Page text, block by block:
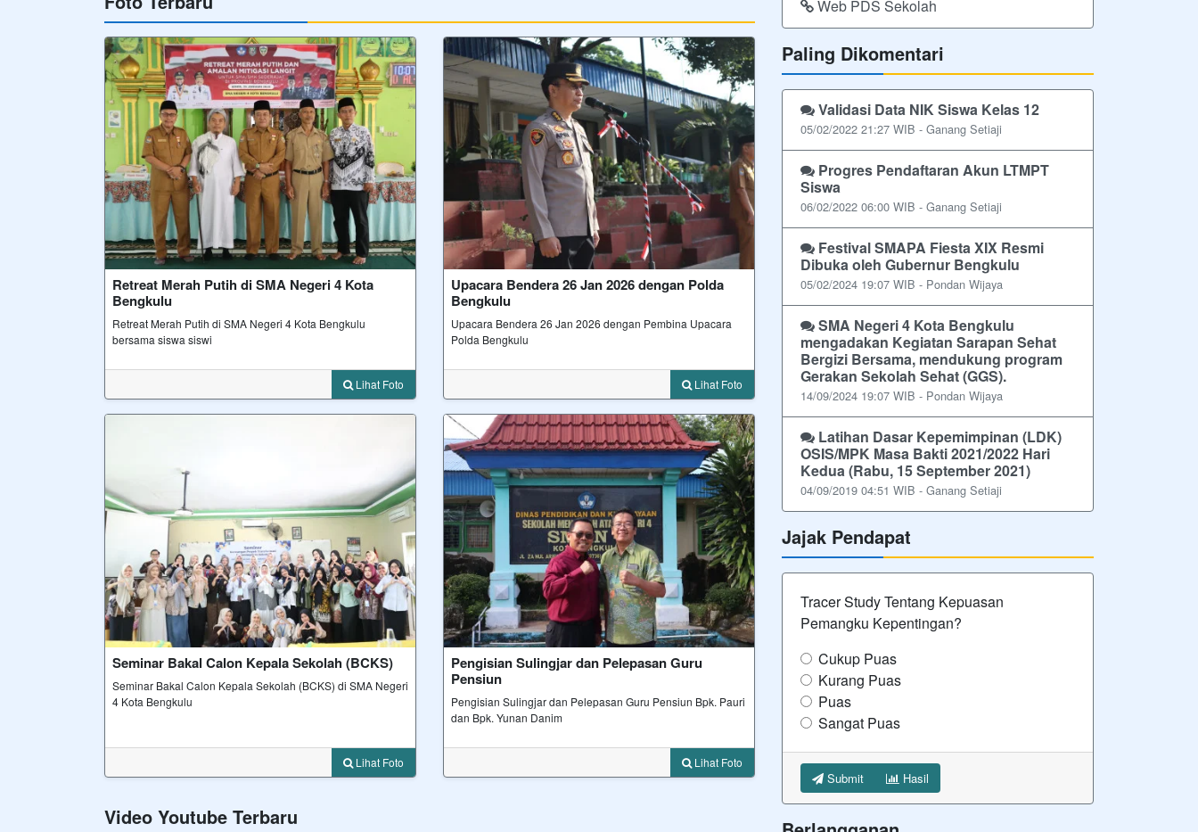
Retreat Merah Putih di SMA Negeri 4 Kota
Bengkulu
Retreat Merah Putih di SMA Negeri 4 Kota Bengkulu
bersama siswa siswi
Lihat Foto
Upacara Bendera 26 Jan 2026 dengan Polda
Bengkulu
Upacara Bendera 26 Jan 2026 dengan Pembina Upacara
Polda Bengkulu
Lihat Foto
Seminar Bakal Calon Kepala Sekolah (BCKS)
Seminar Bakal Calon Kepala Sekolah (BCKS) di SMA Negeri
4 Kota Bengkulu
Lihat Foto
Pengisian Sulingjar dan Pelepasan Guru
Pensiun
Pengisian Sulingjar dan Pelepasan Guru Pensiun Bpk. Pauri
dan Bpk. Yunan Danim
Lihat Foto
Video Youtube Terbaru
Web PDS Sekolah
Paling Dikomentari
Validasi Data NIK Siswa Kelas 12
05/02/2022 21:27 WIB - Ganang Setiaji
Progres Pendaftaran Akun LTMPT
Siswa
06/02/2022 06:00 WIB - Ganang Setiaji
Festival SMAPA Fiesta XIX Resmi
Dibuka oleh Gubernur Bengkulu
05/02/2024 19:07 WIB - Pondan Wijaya
SMA Negeri 4 Kota Bengkulu
mengadakan Kegiatan Sarapan Sehat
Bergizi Bersama, mendukung program
Gerakan Sekolah Sehat (GGS).
14/09/2024 19:07 WIB - Pondan Wijaya
Latihan Dasar Kepemimpinan (LDK)
OSIS/MPK Masa Bakti 2021/2022 Hari
Kedua (Rabu, 15 September 2021)
04/09/2019 04:51 WIB - Ganang Setiaji
Jajak Pendapat
Tracer Study Tentang Kepuasan
Pemangku Kepentingan?
Cukup Puas
Kurang Puas
Puas
Sangat Puas
Submit Hasil